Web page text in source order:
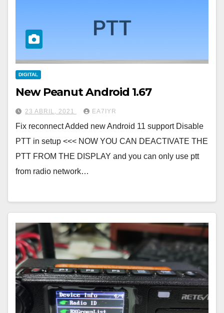
DIGITAL
New Peanut Android 1.67
23 ABRIL, 2021 EA7IYR
Fix reconnect Added new Android 11 support Disable
PTT in setup <<< NOW YOU CAN DEACTIVATE THE
PTT FROM THE DISPLAY and you can only use ptt
from radio network…